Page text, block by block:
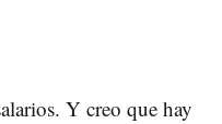
Y creo que hay